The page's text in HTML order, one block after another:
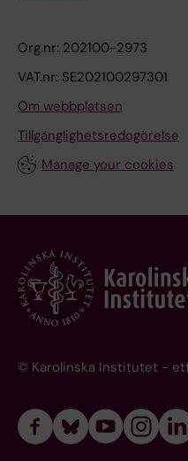
Org.nr: 202100-2973
VAT.nr: SE202100297301
Om webbplatsen
Tillgänglighetsredogörelse
Manage your cookies
© Karolinska Institutet -